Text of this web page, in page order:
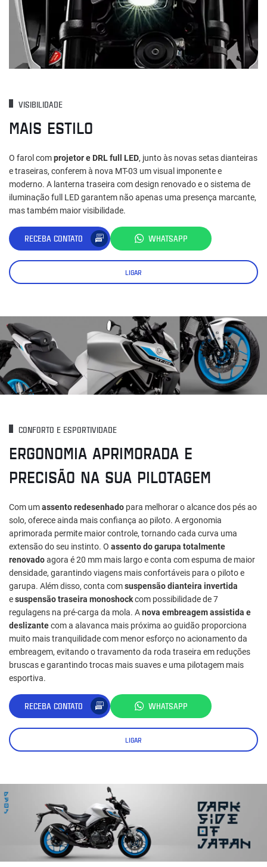
VISIBILIDADE
MAIS ESTILO
O farol comprojetor e DRL full LED, junto às novas setas dianteiras
e traseiras, conferem à nova MT-03 um visual imponente e
moderno. A lanterna traseira com design renovado e o sistema de
iluminação full LED garantem não apenas uma presença marcante,
mas também maior visibilidade.
RECEBA CONTATO WHATSAPP
LIGAR
CONFORTO E ESPORTIVIDADE
ERGONOMIA APRIMORADA E
PRECISÃO NA SUA PILOTAGEM
Com umassento redesenhado para melhorar o alcance dos pés ao
solo, oferece ainda mais confiança ao piloto. A ergonomia
aprimorada permite maior controle, tornando cada curva uma
extensão do seu instinto. O assento do garupa totalmente
renovadoagora é 20 mm mais largo e conta com espuma de maior
densidade, garantindo viagens mais confortáveis para o piloto e
garupa. Além disso, conta comsuspensão dianteira invertida
esuspensão traseira monoshockcom possibilidade de 7
regulagens na pré-carga da mola. Anova embreagem assistida e
deslizantecom a alavanca mais próxima ao guidão proporciona
muito mais tranquilidade com menor esforço no acionamento da
embreagem, evitando o travamento da roda traseira em reduções
bruscas e garantindo trocas mais suaves e uma pilotagem mais
esportiva.
RECEBA CONTATO WHATSAPP
LIGAR